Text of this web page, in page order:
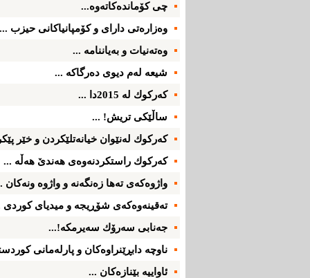
چی كۆمانده‌كاته‌وه‌...
وه‌زاره‌تی‌ دارای‌ و كۆمپانیاكانی‌ حیزب ...
وه‌ته‌نیات و به‌یاننامه‌ ...
شیعه‌ له‌م دیوی‌ ده‌رگاكه‌ ...
كه‌ركوك له‌ 2015دا ...
ساڵێكی‌ تریش! ...
كه‌ركوك له‌نێوان خیانه‌تلێكردن و خێر
كه‌ركوك راستكردنه‌وه‌ی‌ هه‌ندێ‌ هه‌ڵه‌ ...
واژوه‌كه‌ی ته‌ها زه‌نگه‌نه‌ و واژوه‌ ونه‌كان
ته‌قینه‌وه‌كه‌ی‌ شۆڕیجه ‌و میدیای‌ كوردی‌
جه‌نابی سه‌رۆك سه‌یرمكه‌!...
ناوچه‌ دابڕێنراوه‌كان و پارله‌مانی‌
ئاواییه‌ بێنازه‌كان ...